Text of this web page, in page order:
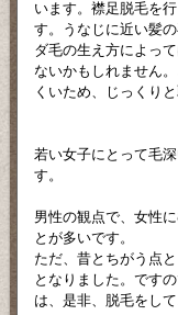
います。襟足脱毛を
す。うなじに近い髪
ダ毛の生え方によっ
ないかもしれません
くいため、じっくり
若い女子にとって毛
す。
男性の観点で、女性
とが多いです。
ただ、昔とちがう点
となりました。です
は、是非、脱毛をし